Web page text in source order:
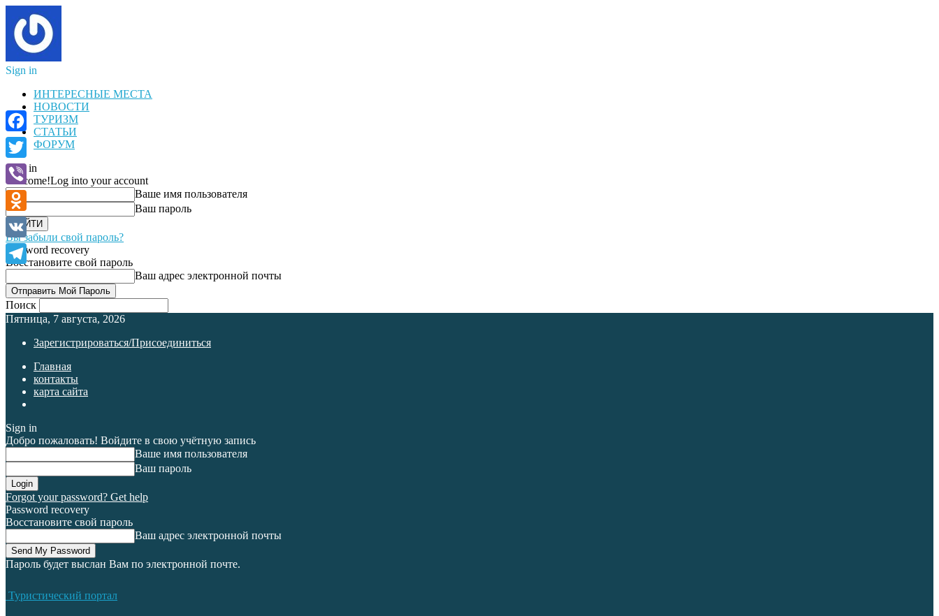
Sign in
ИНТЕРЕСНЫЕ МЕСТА
НОВОСТИ
ТУРИЗМ
СТАТЬИ
ФОРУМ
Sign in
Welcome!Log into your account
Ваше имя пользователя
Ваш пароль
Вы забыли свой пароль?
Password recovery
Восстановите свой пароль
Ваш адрес электронной почты
Поиск
Пятница, 7 августа, 2026
Зарегистрироваться/Присоединиться
Главная
контакты
карта сайта
Sign in
Добро пожаловать! Войдите в свою учётную запись
Ваше имя пользователя
Ваш пароль
Forgot your password? Get help
Password recovery
Восстановите свой пароль
Ваш адрес электронной почты
Пароль будет выслан Вам по электронной почте.
Туристический портал
Facebook
Twitter
Viber
Odnoklassniki
VK